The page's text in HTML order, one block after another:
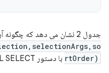
جدول 2 نشان می دهد که چگونه آرگومان های مربوط به
rtOrder) با دستور SQL SELECT مطابقت دارند: